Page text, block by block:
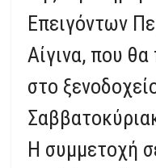
Επειγόντων
Αίγινα, που
στο
Η συμμετοχή